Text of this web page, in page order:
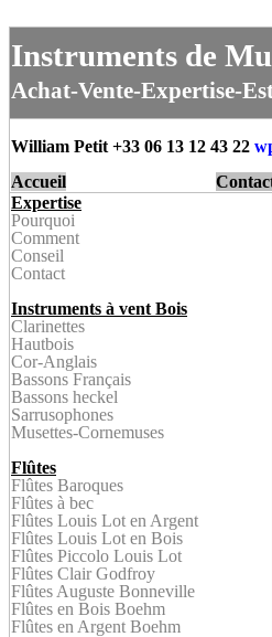
Instruments de
Achat-Vente-Expertise-
William Petit +33 06 13 12 43 22
Accueil
Expertise
Pourquoi
Comment
Conseil
Contact
Instruments à vent Bois
Clarinettes
Hautbois
Cor-Anglais
Bassons Français
Bassons heckel
Sarrusophones
Musettes-Cornemuses
Flûtes
Flûtes Baroques
Flûtes à bec
Flûtes Louis Lot en Argent
Flûtes Louis Lot en Bois
Flûtes Piccolo Louis Lot
Flûtes Clair Godfroy
Flûtes Auguste Bonneville
Flûtes en Bois Boehm
Flûtes en Argent Boehm